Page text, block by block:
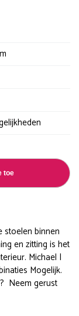
toe
stoelen binnen
en zitting is het
Michael |
Mogelijk.
Neem gerust